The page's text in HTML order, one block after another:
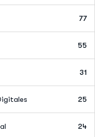
77
55
31
25
24